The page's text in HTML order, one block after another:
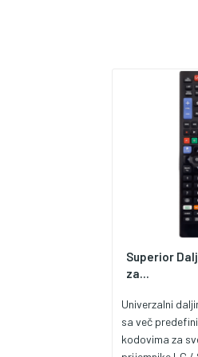
Superior
za...
Univerzalni
sa več
kodovima za